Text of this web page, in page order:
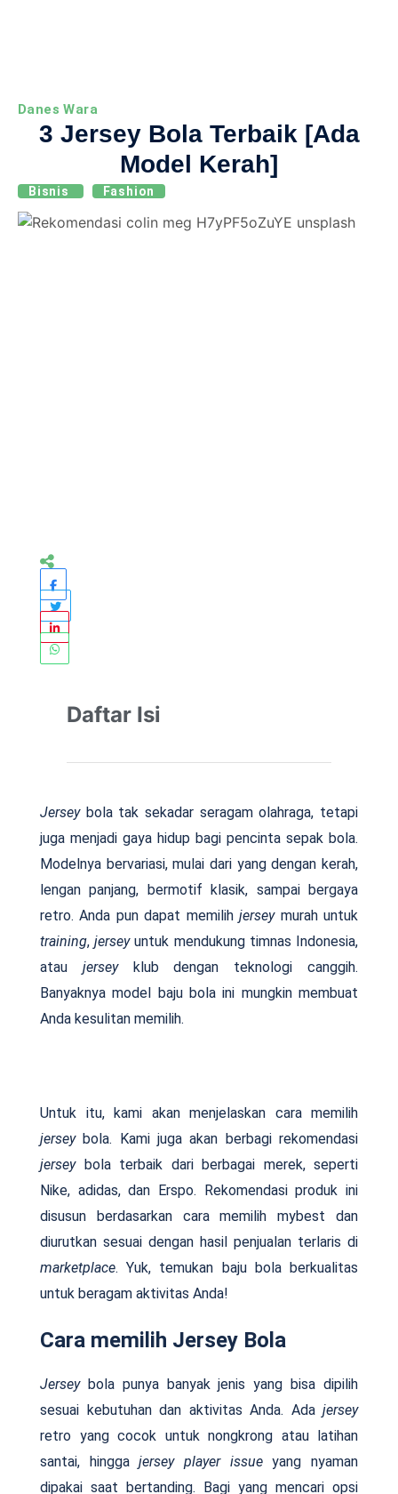
Danes Wara
3 Jersey Bola Terbaik [Ada
Model Kerah]
Bisnis Fashion
Daftar Isi
Jerseybola tak sekadar seragam olahraga, tetapi
juga menjadi gaya hidup bagi pencinta sepak bola.
Modelnya bervariasi, mulai dari yang dengan kerah,
lengan panjang, bermotif klasik, sampai bergaya
retro. Anda pun dapat memilihjerseymurah untuk
training,jerseyuntuk mendukung timnas Indonesia,
atau jerseyklub dengan teknologi canggih.
Banyaknya model baju bola ini mungkin membuat
Anda kesulitan memilih.
Untuk itu, kami akan menjelaskan cara memilih
jerseybola. Kami juga akan berbagi rekomendasi
jerseybola terbaik dari berbagai merek, seperti
Nike, adidas, dan Erspo. Rekomendasi produk ini
disusun berdasarkan cara memilih mybest dan
diurutkan sesuai dengan hasil penjualan terlaris di
marketplace. Yuk, temukan baju bola berkualitas
untuk beragam aktivitas Anda!
Cara memilih Jersey Bola
Jerseybola punya banyak jenis yang bisa dipilih
sesuai kebutuhan dan aktivitas Anda. Ada jersey
retro yang cocok untuk nongkrong atau latihan
santai, hinggajersey player issueyang nyaman
dipakai saat bertanding. Bagi yang mencari opsi